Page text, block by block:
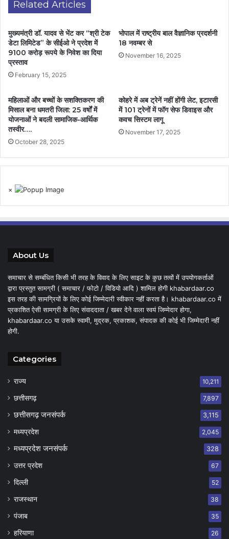
Related Articles
मुख्यमंत्री डॉ. यादव से भेंट कर “श्री टेक
डेटा लिमिटेड” के सीईओ ने प्रदेश में
9100 करोड़ रूपये के निवेश का दिया
प्रस्ताव
February 15, 2025
भोपाल में राष्ट्रीय बाल वैज्ञानिक प्रदर्शनी
18 नवम्बर से
November 16, 2025
महिलाओं और बच्चों के सशक्तिकरण की
मिसाल बना धमतरी जिला: 25 वर्षों में
योजनाओं ने बदली सामाजिक-आर्थिक
तस्वीर….
October 28, 2025
कोहरे में अब ट्रेनें नहीं होंगी लेट, इटारसी
में 101 ट्रेनों में फॉग सेफ डिवाइस और
कवच सिस्टम लागू
November 17, 2025
×
About Us
समाचार से सम्बंधित किसी भी तरह के विवाद के लिए साइट के कुछ तत्वों में उपयोगकर्ताओं
द्वारा प्रस्तुत सामग्री ( समाचार / फोटो / विडियो आदि ) शामिल होगी khabardaar.co
इस तरह की सामग्रियों के लिए कोई जिम्मेदारी स्वीकार नहीं करता है। khabardaar.co में
प्रकाशित ऐसी सामग्री के लिए संवाददाता / खबर देने वाला स्वयं जिम्मेदार होगा,
khabardaar.co या उसके स्वामी, मुद्रक, प्रकाशक, संपादक की कोई भी जिम्मेदारी नहीं
होगी.
Categories
राज्य 10,211
छत्तीसगढ़ 7,897
छत्तीसगढ़ जनसंपर्क 3,115
मध्यप्रदेश 2,045
मध्यप्रदेश जनसंपर्क 328
उत्तर प्रदेश 67
दिल्ली 52
राजस्थान 38
पंजाब 35
हरियाणा 26